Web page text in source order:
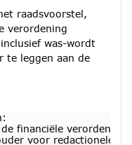
raadsvoorstel,
verordening
was-wordt
te leggen aan de
financiële
voor redactionele